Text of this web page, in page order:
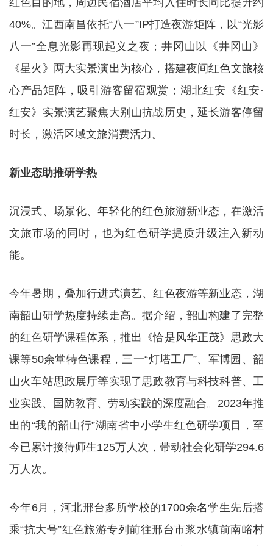
红色目的地，周边民宿酒店平均入住时长同比提升约
40%。江西南昌依托“八一”IP打造夜游矩阵，以“光影
八一”全息光影再现起义之夜；井冈山以《井冈山》
《星火》两大实景演出为核心，搭建夜间红色文旅核
心产品矩阵，吸引游客留宿观赏；湖北红安《红安·
红安》实景演艺聚焦大别山抗战历史，延长游客停留
时长，激活区域文旅消费活力。
新业态助推研学热
沉浸式、场景化、年轻化的红色旅游新业态，在激活
文旅市场的同时，也为红色研学提质升级注入新动
能。
今年暑期，叠加行进式演艺、红色夜游等新业态，湖
南韶山研学热度持续走高。据介绍，韶山构建了完整
的红色研学课程体系，推出《恰是风华正茂》思政大
课等50余堂特色课程，三一“灯塔工厂”、军博园、韶
山火车站思政展厅等实现了思政教育与科技科普、工
业实践、国防教育、劳动实践的深度融合。2023年推
出的“我的韶山行”湖南省中小学生红色研学项目，至
今已累计接待师生125万人次，带动社会化研学294.6
万人次。
今年6月，河北邢台多所学校的1700余名学生先后搭
乘“抗大号”红色旅游专列前往邢台市浆水镇前南峪村